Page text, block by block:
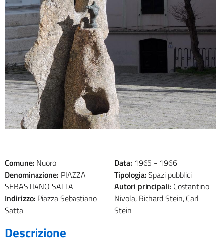
Comune: Nuoro
Denominazione: PIAZZA
SEBASTIANO SATTA
Indirizzo: Piazza Sebastiano
Satta
Data: 1965 - 1966
Tipologia: Spazi pubblici
Autori principali:
Nivola, Richard Stein, Carl
Stein
Descrizione